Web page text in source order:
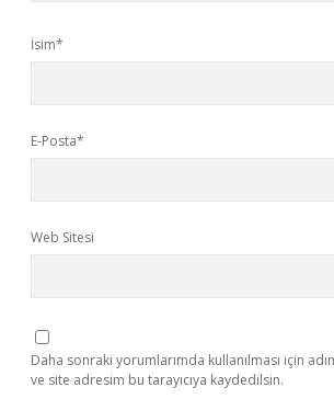
İsim*
E-Posta*
Web Sitesi
Daha sonraki yorumlarımda kullanılması için
ve site adresim bu tarayıcıya kaydedilsin.